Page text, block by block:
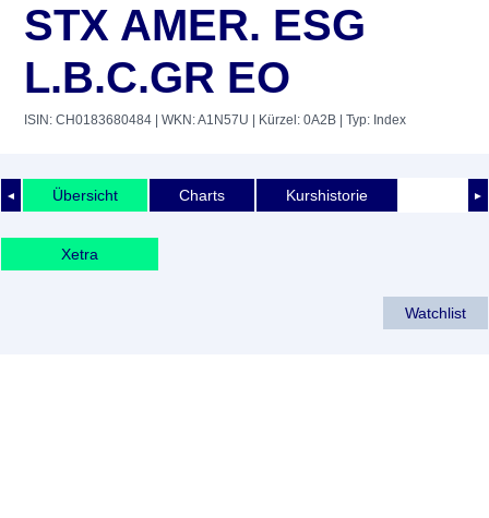
STX AMER. ESG
L.B.C.GR EO
ISIN: CH0183680484 | WKN: A1N57U | Kürzel: 0A2B | Typ: Index
◄ ►
Übersicht Charts Kurshistorie
Xetra
Watchlist